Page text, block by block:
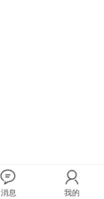
消息 我的